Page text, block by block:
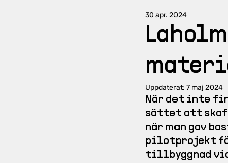
30 apr. 2024
Uppdaterat: 7 maj 2024
När det inte
sättet att
när man gav
pilotprojekt
tillbyggnad